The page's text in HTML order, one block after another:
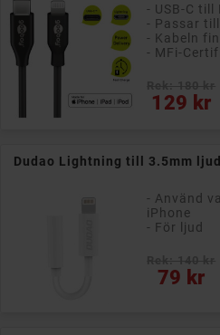
- USB-C till
- Passar
- Kabeln
- MFi-
129 kr
Pris
Dudao Lightning till 3.5mm
- Använd
iPhone
- För ljud
79 kr
Pris